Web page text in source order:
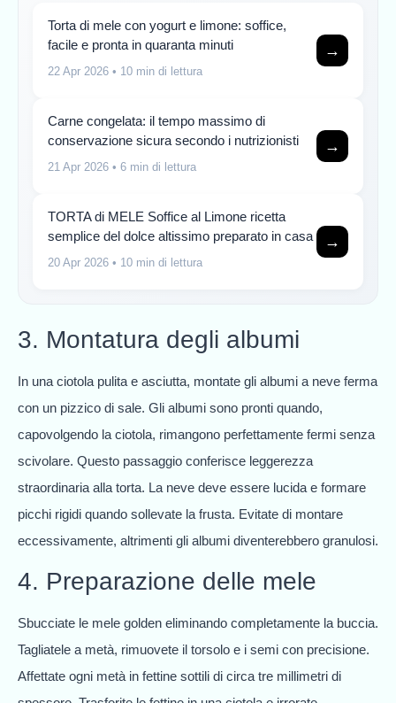
Torta di mele con yogurt e limone: soffice,
facile e pronta in quaranta minuti
22 Apr 2026 • 10 min di lettura
→
Carne congelata: il tempo massimo di
conservazione sicura secondo i nutrizionisti
21 Apr 2026 • 6 min di lettura
→
TORTA di MELE Soffice al Limone ricetta
semplice del dolce altissimo preparato in casa
20 Apr 2026 • 10 min di lettura
→
3. Montatura degli albumi
In una ciotola pulita e asciutta, montate gli albumi a neve ferma
con un pizzico di sale. Gli albumi sono pronti quando,
capovolgendo la ciotola, rimangono perfettamente fermi senza
scivolare. Questo passaggio conferisce leggerezza
straordinaria alla torta. La neve deve essere lucida e formare
picchi rigidi quando sollevate la frusta. Evitate di montare
eccessivamente, altrimenti gli albumi diventerebbero granulosi.
4. Preparazione delle mele
Sbucciate le mele golden eliminando completamente la buccia.
Tagliatele a metà, rimuovete il torsolo e i semi con precisione.
Affettate ogni metà in fettine sottili di circa tre millimetri di